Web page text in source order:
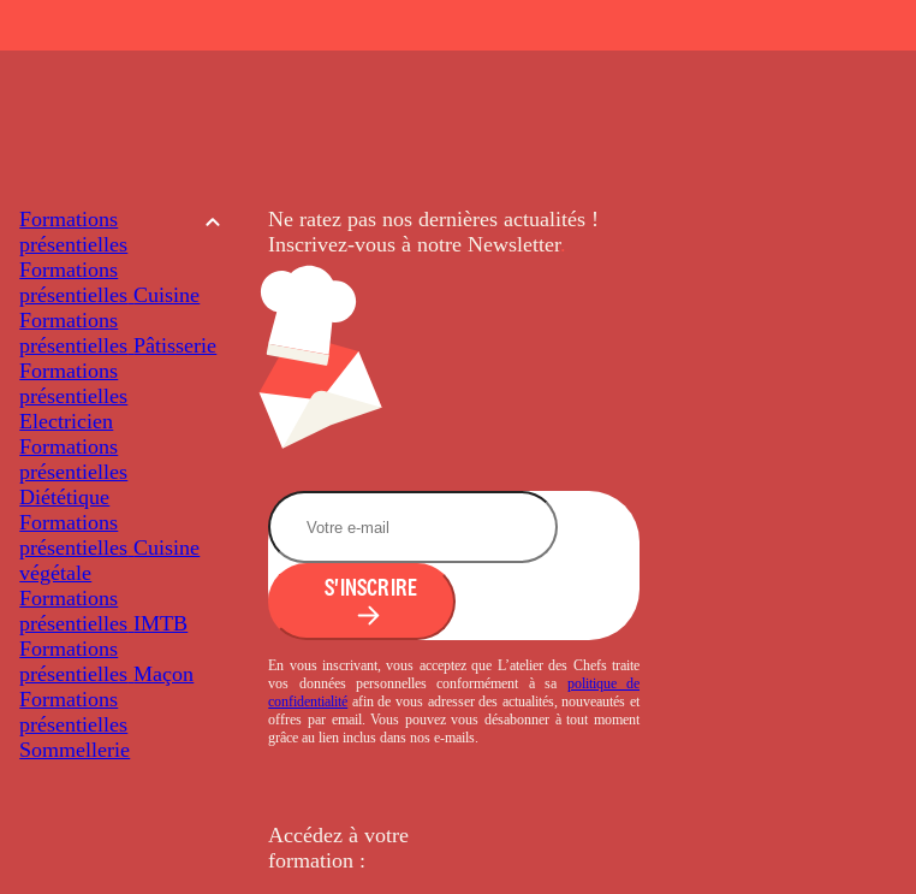
Formations
présentielles
Formations
présentielles Cuisine
Formations
présentielles Pâtisserie
Formations
présentielles
Electricien
Formations
présentielles
Diététique
Formations
présentielles Cuisine
végétale
Formations
présentielles IMTB
Formations
présentielles Maçon
Formations
présentielles
Sommellerie
Ne ratez pas nos dernièresactualités !
Inscrivez-vous à notre Newsletter.
S'INSCRIRE
En vous inscrivant, vous acceptez que L’atelier des Chefs traite
vos données personnelles conformément à sa politique de
confidentialité afin de vous adresser des actualités, nouveautés et
offres par email. Vous pouvez vous désabonner à tout moment
grâce au lien inclus dans nos e-mails.
Accédez à votre
formation :